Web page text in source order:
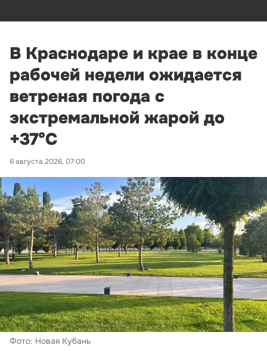
В Краснодаре и крае в конце
рабочей недели ожидается
ветреная погода с
экстремальной жарой до
+37°С
6 августа 2026, 07:00
Фото: Новая Кубань